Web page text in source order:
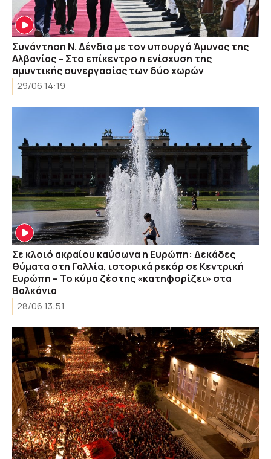
Συνάντηση Ν. Δένδια με τον υπουργό Άμυνας της
Αλβανίας – Στο επίκεντρο η ενίσχυση της
αμυντικής συνεργασίας των δύο χωρών
29/06 14:19
Σε κλοιό ακραίου καύσωνα η Ευρώπη: Δεκάδες
θύματα στη Γαλλία, ιστορικά ρεκόρ σε Κεντρική
Ευρώπη – Το κύμα ζέστης «κατηφορίζει» στα
Βαλκάνια
28/06 13:51